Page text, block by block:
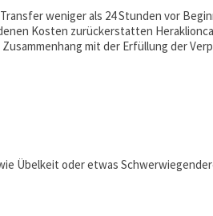
weniger als 24 Stunden vor
Kosten zurückerstatten
mit der Erfüllung der
Übelkeit oder etwas